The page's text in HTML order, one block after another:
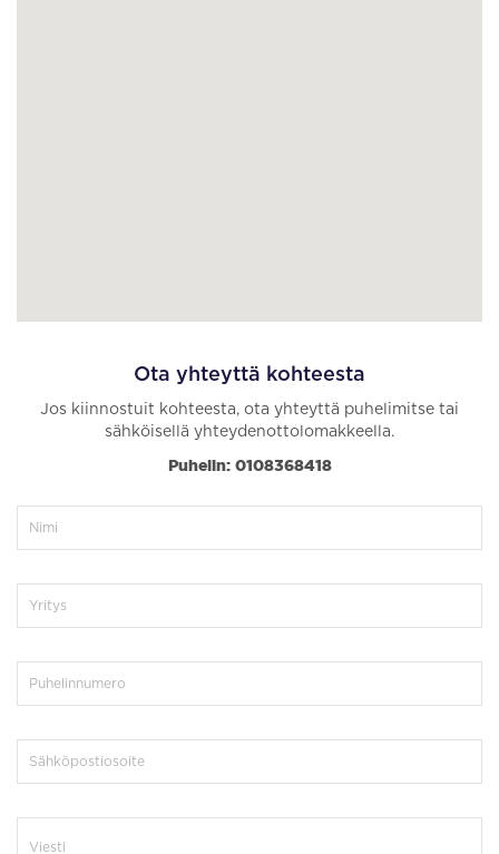
Ota yhteyttä kohteesta
Jos kiinnostuit kohteesta, ota yhteyttä puhelimitse tai
sähköisellä yhteydenottolomakkeella.
Puhelin: 0108368418